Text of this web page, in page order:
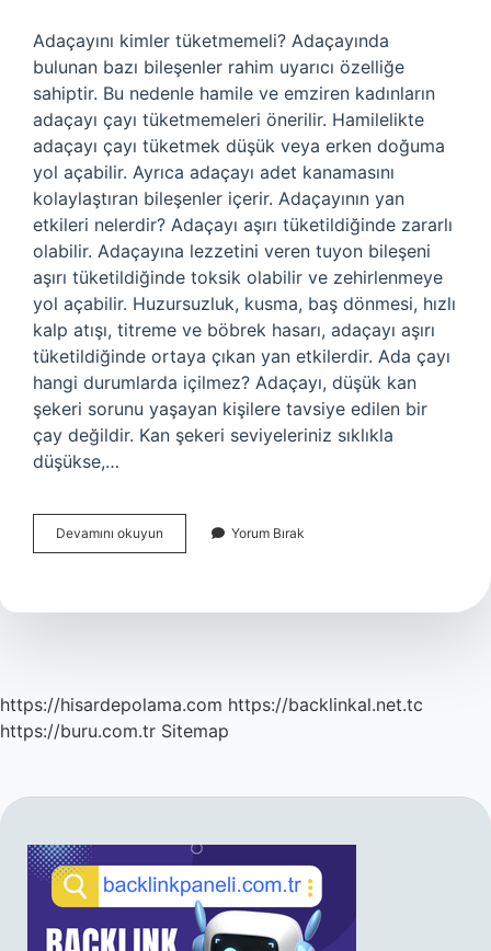
Adaçayını kimler tüketmemeli? Adaçayında
bulunan bazı bileşenler rahim uyarıcı özelliğe
sahiptir. Bu nedenle hamile ve emziren kadınların
adaçayı çayı tüketmemeleri önerilir. Hamilelikte
adaçayı çayı tüketmek düşük veya erken doğuma
yol açabilir. Ayrıca adaçayı adet kanamasını
kolaylaştıran bileşenler içerir. Adaçayının yan
etkileri nelerdir? Adaçayı aşırı tüketildiğinde zararlı
olabilir. Adaçayına lezzetini veren tuyon bileşeni
aşırı tüketildiğinde toksik olabilir ve zehirlenmeye
yol açabilir. Huzursuzluk, kusma, baş dönmesi, hızlı
kalp atışı, titreme ve böbrek hasarı, adaçayı aşırı
tüketildiğinde ortaya çıkan yan etkilerdir. Ada çayı
hangi durumlarda içilmez? Adaçayı, düşük kan
şekeri sorunu yaşayan kişilere tavsiye edilen bir
çay değildir. Kan şekeri seviyeleriniz sıklıkla
düşükse,…
Devamını okuyun Adaçayını
Kimler
Yorum Bırak
https://hisardepolama.com https://backlinkal.net.tc
https://buru.com.tr Sitemap
SIDEBAR